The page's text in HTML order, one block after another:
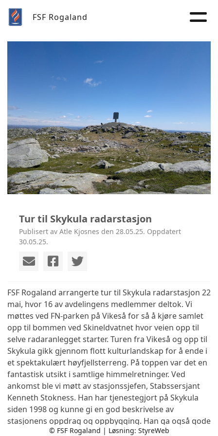
FSF Rogaland
Tur til Skykula radarstasjon
Publisert av Atle Kjosnes den 28.05.25. Oppdatert
30.05.25.
FSF Rogaland arrangerte tur til Skykula radarstasjon 22
mai, hvor 16 av avdelingens medlemmer deltok. Vi
møttes ved FN-parken på Vikeså for så å kjøre samlet
opp til bommen ved Skineldvatnet hvor veien opp til
selve radaranlegget starter. Turen fra Vikeså og opp til
Skykula gikk gjennom flott kulturlandskap for å ende i
et spektakulært høyfjellsterreng. På toppen var det en
fantastisk utsikt i samtlige himmelretninger. Ved
ankomst ble vi møtt av stasjonssjefen, Stabssersjant
Kenneth Stokness. Han har tjenestegjort på Skykula
siden 1998 og kunne gi en god beskrivelse av
stasjonens oppdrag og oppbygging. Han ga også gode
og utfyllende svar på alle spørsmål fra våre
© FSF Rogaland | Løsning: StyreWeb